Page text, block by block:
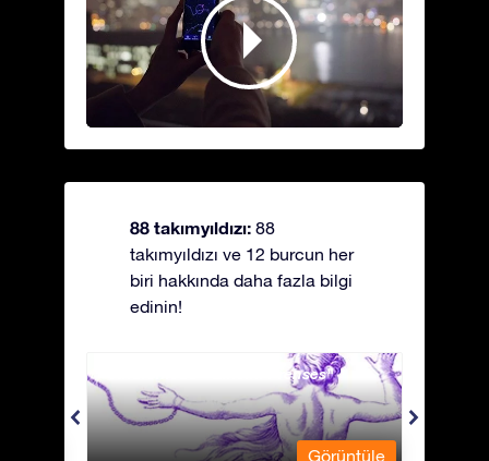
88 takımyıldızı: 88
takımyıldızı ve 12 burcun her
biri hakkında daha fazla bilgi
edinin!
Andromeda - Zincirli Prenses
Görüntüle